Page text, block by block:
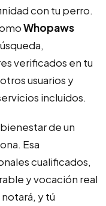
con tu perro.
Whopaws
verificados en tu
usuarios y
incluidos.
de un
Esa
cualificados,
y vocación real
y tú